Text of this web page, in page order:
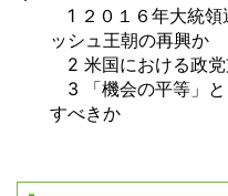
1 ２０１６年大統領
ッシュ王朝の再興か
2 米国における政
3 「機会の平等」と
すべきか